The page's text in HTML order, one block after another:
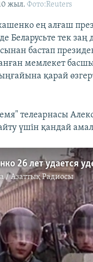
жыл. Фото:Reuters
ең алғаш
Беларусьте тек
бастап
мемлекет
қарай
телеарнасы
үшін қандай
26 лет удается
/ Азаттық Радиосы
No media